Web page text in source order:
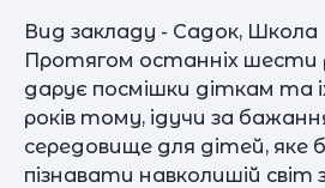
Вид закладу - Садок, Школа
Протягом останніх шести
дарує посмішки діткам та
років тому, ідучи за
середовище для дітей, яке
пізнавати навколишій світ